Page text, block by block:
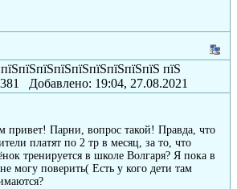
пїЅпїЅпїЅпїЅпїЅпїЅпїЅпїЅпїЅ пїЅ
Добавлено: 19:04, 27.08.2021
привет! Парни, вопрос такой! Правда, что
платят по 2 тр в месяц, за то, что
тренируется в школе Волгаря? Я пока в
могу поверить( Есть у кого дети там